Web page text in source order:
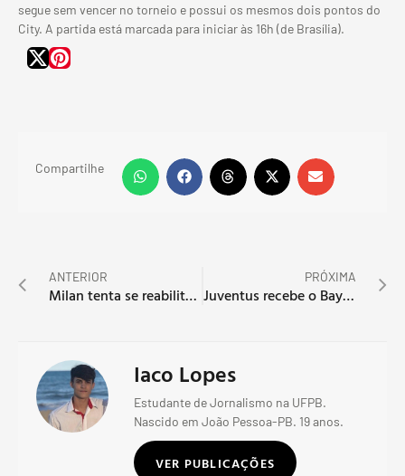
segue sem vencer no torneio e possui os mesmos dois pontos do
City. A partida está marcada para iniciar às 16h (de Brasília).
Compartilhe
ANTERIOR
Milan tenta se reabilitar contra Fiorentina
PRÓXIMA
Juventus recebe o Bayer Leverkusen pela 2ª Rodada da Champions
Iaco Lopes
Estudante de Jornalismo na UFPB.
Nascido em João Pessoa-PB. 19 anos.
VER PUBLICAÇÕES